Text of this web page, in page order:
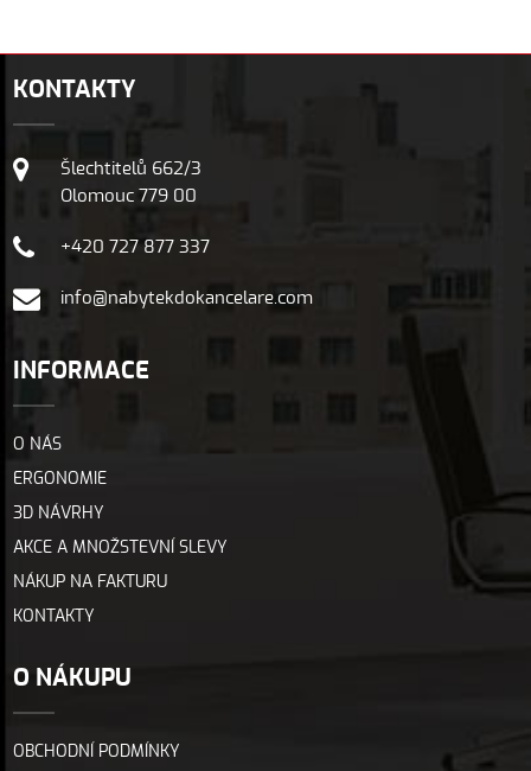
KONTAKTY
Šlechtitelů 662/3
Olomouc 779 00
+420 727 877 337
info@nabytekdokancelare.com
INFORMACE
O NÁS
ERGONOMIE
3D NÁVRHY
AKCE A MNOŽSTEVNÍ SLEVY
NÁKUP NA FAKTURU
KONTAKTY
O NÁKUPU
OBCHODNÍ PODMÍNKY